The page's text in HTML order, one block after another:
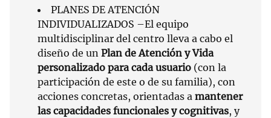
PLANES DE ATENCIÓN
INDIVIDUALIZADOS –El equipo
multidisciplinar del centro lleva a cabo el
diseño de un Plan de Atención y Vida
personalizado para cada usuario (con la
participación de este o de su familia), con
acciones concretas, orientadas a mantener
las capacidades funcionales y cognitivas, y